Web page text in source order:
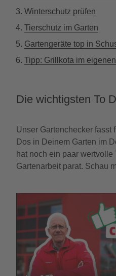
Winterschutz prüfen
Tierschutz im Garten
Gartengeräte top in
Tipp: Grillkota im
Die wichtigsten To
Unser Gartenchecker fasst
Dos in Deinem Garten im
hat noch ein paar wertvolle
Gartenarbeit parat. Schau